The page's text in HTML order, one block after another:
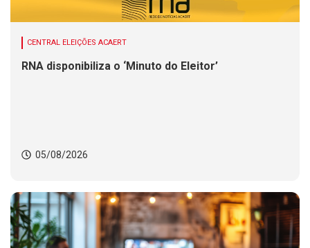
CENTRAL ELEIÇÕES ACAERT
RNA disponibiliza o ‘Minuto do Eleitor’
05/08/2026